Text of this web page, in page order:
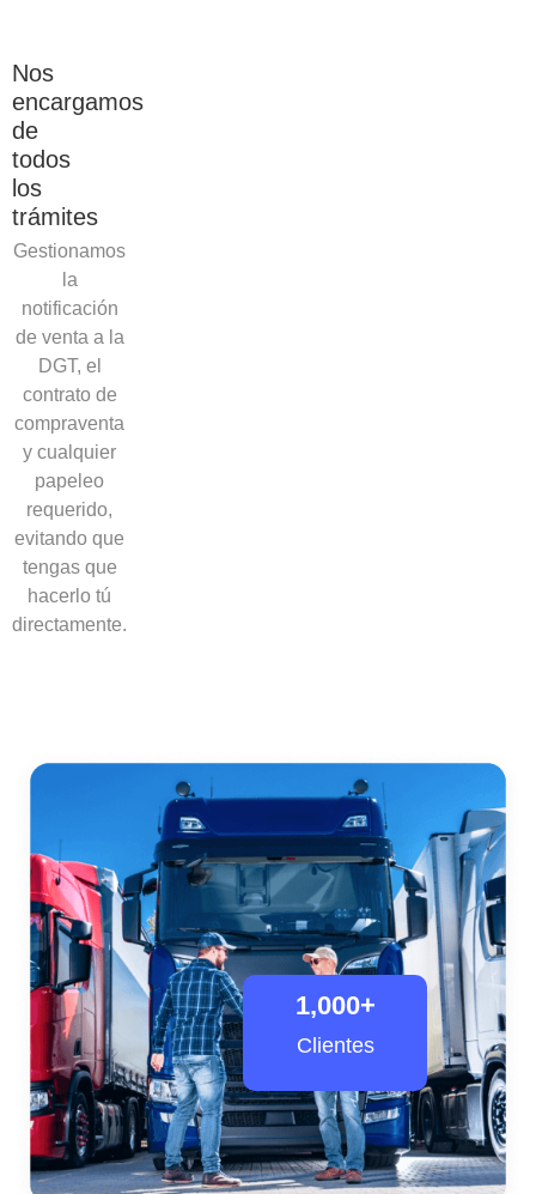
Nos
encargamos
de
todos
los
trámites
Gestionamos
la
notificación
de venta a la
DGT, el
contrato de
compraventa
y cualquier
papeleo
requerido,
evitando que
tengas que
hacerlo tú
directamente.
Clientes
1,000+